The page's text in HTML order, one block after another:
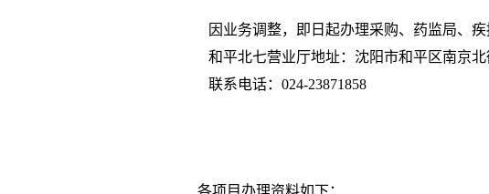
因业务调整，即日起办理采购、药监局、
和平北七营业厅地址：沈阳市和平区南京
联系电话：024-23871858
各项目办理资料如下：